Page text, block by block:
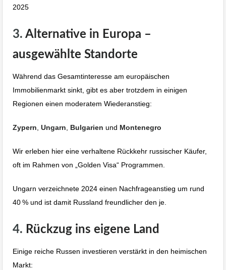
2025
3. Alternative in Europa –
ausgewählte Standorte
Während das Gesamtinteresse am europäischen
Immobilienmarkt sinkt, gibt es aber trotzdem in einigen
Regionen einen moderatem Wiederanstieg:
Zypern, Ungarn, Bulgarien und Montenegro
Wir erleben hier eine verhaltene Rückkehr russischer Käufer,
oft im Rahmen von „Golden Visa“ Programmen.
Ungarn verzeichnete 2024 einen Nachfrageanstieg um rund
40 % und ist damit Russland freundlicher den je.
4. Rückzug ins eigene Land
Einige reiche Russen investieren verstärkt in den heimischen
Markt: